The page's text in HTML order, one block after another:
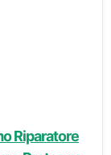
Riparatore